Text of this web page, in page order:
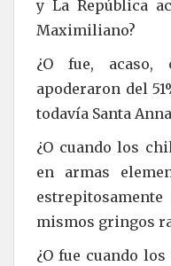
y La República
Maximiliano?
¿O fue, acaso,
apoderaron del
todavía Santa
¿O cuando los
en armas
mismos gringos
¿O fue cuando